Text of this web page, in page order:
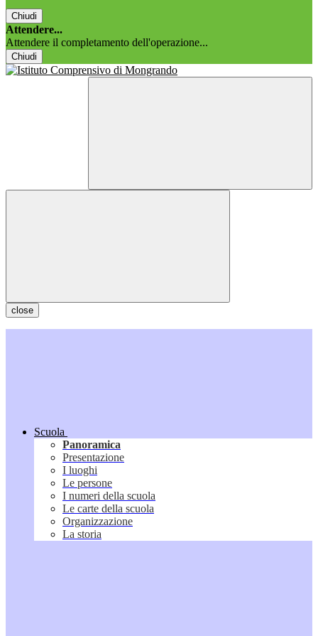
Chiudi
Attendere...
Attendere il completamento dell'operazione...
Chiudi
close
Scuola
Panoramica
Presentazione
I luoghi
Le persone
I numeri della scuola
Le carte della scuola
Organizzazione
La storia